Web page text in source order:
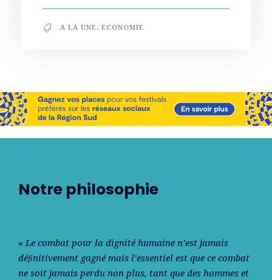
A LA UNE, ECONOMIE
Notre philosophie
« Le combat pour la dignité humaine n’est jamais
déﬁnitivement gagné mais l’essentiel est que ce combat
ne soit jamais perdu non plus, tant que des hommes et